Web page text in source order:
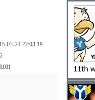
03-24 22:03:19